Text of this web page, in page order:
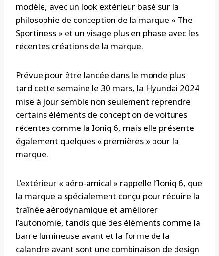
modèle, avec un look extérieur basé sur la
philosophie de conception de la marque « The
Sportiness » et un visage plus en phase avec les
récentes créations de la marque.
Prévue pour être lancée dans le monde plus
tard cette semaine le 30 mars, la Hyundai 2024
mise à jour semble non seulement reprendre
certains éléments de conception de voitures
récentes comme la Ioniq 6, mais elle présente
également quelques « premières » pour la
marque.
L’extérieur « aéro-amical » rappelle l’Ioniq 6, que
la marque a spécialement conçu pour réduire la
traînée aérodynamique et améliorer
l’autonomie, tandis que des éléments comme la
barre lumineuse avant et la forme de la
calandre avant sont une combinaison de design